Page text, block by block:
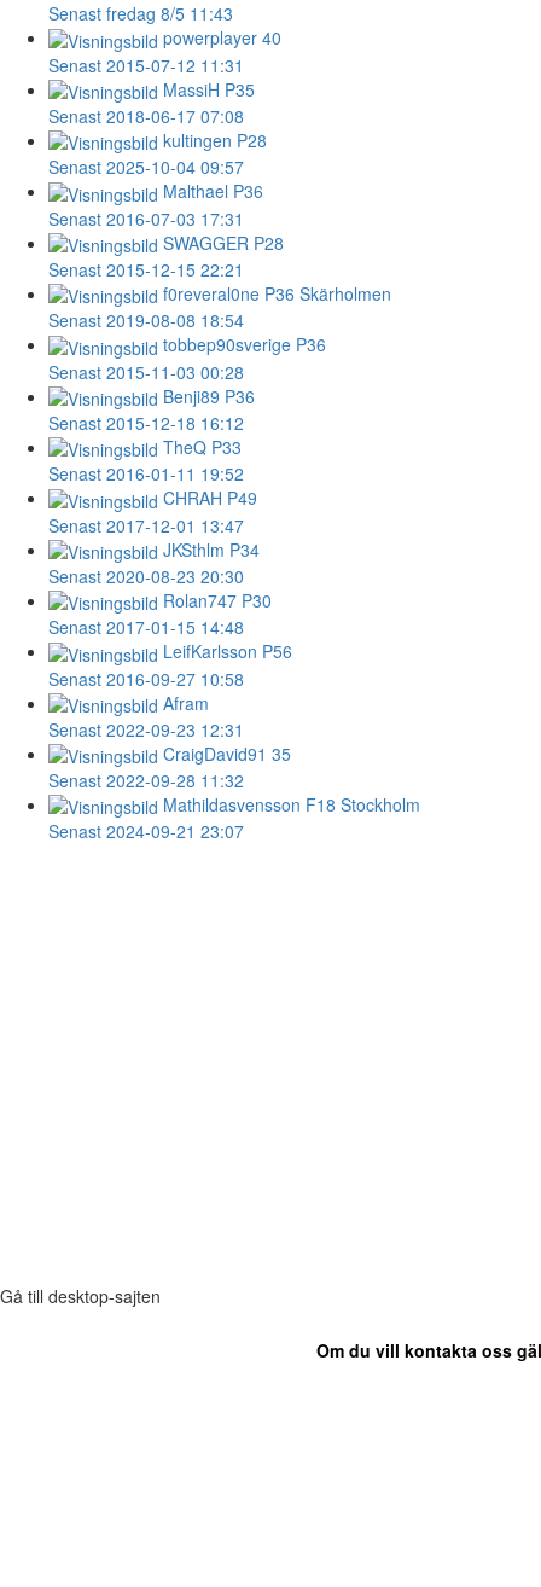
Senast fredag 8/5 11:43
powerplayer 40
Senast 2015-07-12 11:31
MassiH P35
Senast 2018-06-17 07:08
kultingen P28
Senast 2025-10-04 09:57
Malthael P36
Senast 2016-07-03 17:31
SWAGGER P28
Senast 2015-12-15 22:21
f0reveral0ne P36 Skärholmen
Senast 2019-08-08 18:54
tobbep90sverige P36
Senast 2015-11-03 00:28
Benji89 P36
Senast 2015-12-18 16:12
TheQ P33
Senast 2016-01-11 19:52
CHRAH P49
Senast 2017-12-01 13:47
JKSthlm P34
Senast 2020-08-23 20:30
Rolan747 P30
Senast 2017-01-15 14:48
LeifKarlsson P56
Senast 2016-09-27 10:58
Afram
Senast 2022-09-23 12:31
CraigDavid91 35
Senast 2022-09-28 11:32
Mathildasvensson F18 Stockholm
Senast 2024-09-21 23:07
Gå till desktop-sajten
Om du vill kontakta oss